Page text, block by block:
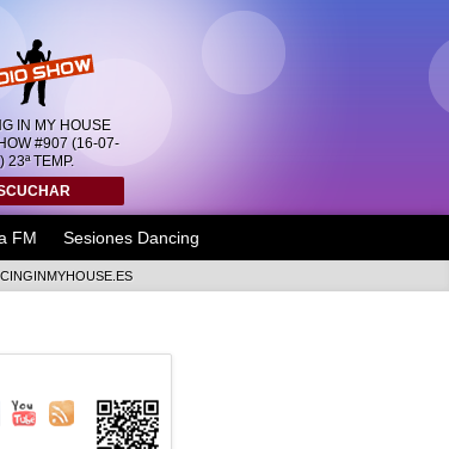
IN MY HOUSE
#907 (16-07-
23ª TEMP.
FM Sesiones Dancing